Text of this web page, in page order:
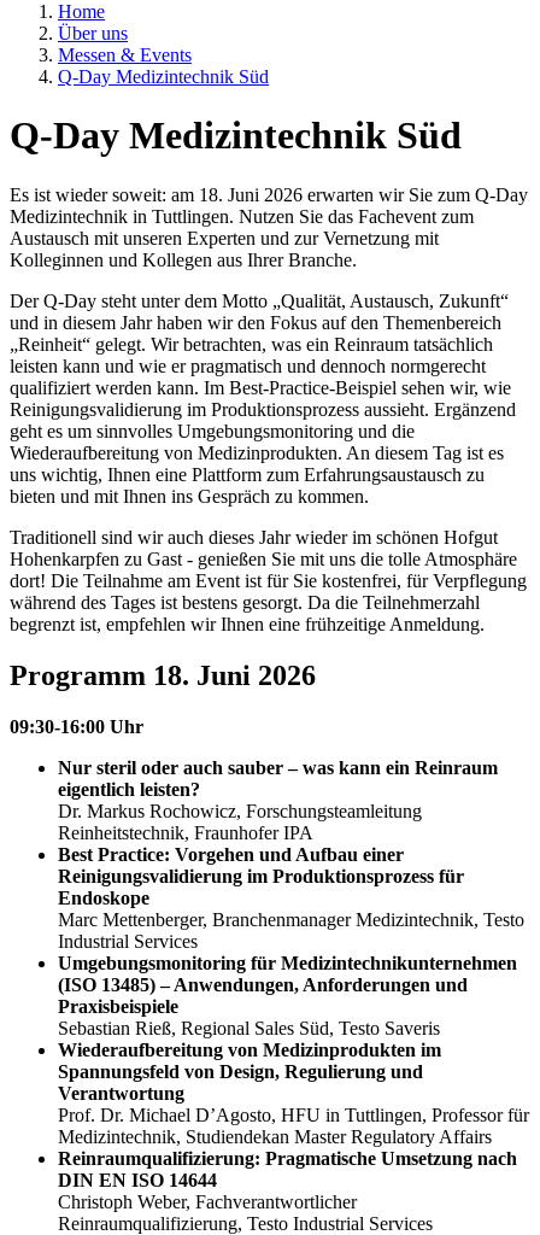
Home
Über uns
Messen & Events
Q-Day Medizintechnik Süd
Q-Day Medizintechnik Süd
Es ist wieder soweit: am 18. Juni 2026 erwarten wir Sie zum Q-Day
Medizintechnik in Tuttlingen. Nutzen Sie das Fachevent zum
Austausch mit unseren Experten und zur Vernetzung mit
Kolleginnen und Kollegen aus Ihrer Branche.
Der Q-Day steht unter dem Motto „Qualität, Austausch, Zukunft“
und in diesem Jahr haben wir den Fokus auf den Themenbereich
„Reinheit“ gelegt. Wir betrachten, was ein Reinraum tatsächlich
leisten kann und wie er pragmatisch und dennoch normgerecht
qualifiziert werden kann. Im Best-Practice-Beispiel sehen wir, wie
Reinigungsvalidierung im Produktionsprozess aussieht. Ergänzend
geht es um sinnvolles Umgebungsmonitoring und die
Wiederaufbereitung von Medizinprodukten. An diesem Tag ist es
uns wichtig, Ihnen eine Plattform zum Erfahrungsaustausch zu
bieten und mit Ihnen ins Gespräch zu kommen.
Traditionell sind wir auch dieses Jahr wieder im schönen Hofgut
Hohenkarpfen zu Gast - genießen Sie mit uns die tolle Atmosphäre
dort! Die Teilnahme am Event ist für Sie kostenfrei, für Verpflegung
während des Tages ist bestens gesorgt. Da die Teilnehmerzahl
begrenzt ist, empfehlen wir Ihnen eine frühzeitige Anmeldung.
Programm 18. Juni 2026
09:30-16:00 Uhr
Nur steril oder auch sauber – was kann ein Reinraum
eigentlich leisten?
Dr. Markus Rochowicz, Forschungsteamleitung
Reinheitstechnik, Fraunhofer IPA
Best Practice: Vorgehen und Aufbau einer
Reinigungsvalidierung im Produktionsprozess für
Endoskope
Marc Mettenberger, Branchenmanager Medizintechnik, Testo
Industrial Services
Umgebungsmonitoring für Medizintechnikunternehmen
(ISO 13485) – Anwendungen, Anforderungen und
Praxisbeispiele
Sebastian Rieß, Regional Sales Süd, Testo Saveris
Wiederaufbereitung von Medizinprodukten im
Spannungsfeld von Design, Regulierung und
Verantwortung
Prof. Dr. Michael D’Agosto, HFU in Tuttlingen, Professor für
Medizintechnik, Studiendekan Master Regulatory Affairs
Reinraumqualifizierung: Pragmatische Umsetzung nach
DIN EN ISO 14644
Christoph Weber, Fachverantwortlicher
Reinraumqualifizierung, Testo Industrial Services